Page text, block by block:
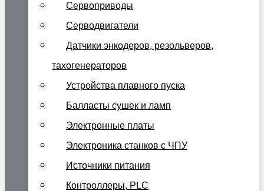
Сервоприводы
Серводвигатели
Датчики энкодеров, резольверов,
тахогенераторов
Устройства плавного пуска
Балласты сушек и ламп
Электронные платы
Электроника станков с ЧПУ
Источники питания
Контроллеры, PLC